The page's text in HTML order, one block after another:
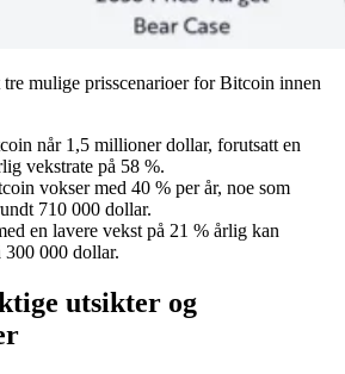
mulige prisscenarioer for Bitcoin innen
når 1,5 millioner dollar, forutsatt en
vekstrate på 58 %.
vokser med 40 % per år, noe som
710 000 dollar.
en lavere vekst på 21 % årlig kan
000 dollar.
utsikter og